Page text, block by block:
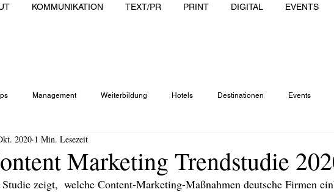
Management Weiterbildung Hotels Destinationen Events
Verbände Locations
Marketing Trendstudie
2020 1 Min. Lesezeit
zeigt,  welche Content-Marketing-Maßnahmen deutsche Firmen
KOMMUNIKATION TEXT/PR PRINT DIGITAL EVENTS